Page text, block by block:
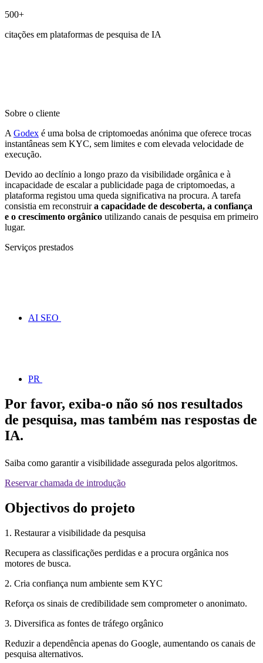
500+
citações em plataformas de pesquisa de IA
Sobre o cliente
A Godex é uma bolsa de criptomoedas anónima que oferece trocas
instantâneas sem KYC, sem limites e com elevada velocidade de
execução.
Devido ao declínio a longo prazo da visibilidade orgânica e à
incapacidade de escalar a publicidade paga de criptomoedas, a
plataforma registou uma queda significativa na procura. A tarefa
consistia em reconstruira capacidade de descoberta, a confiança
e o crescimento orgânico utilizando canais de pesquisa em primeiro
lugar.
Serviços prestados
AI SEO
PR
Por favor, exiba-o não só nos resultados
de pesquisa, mas também nas respostas de
IA.
Saiba como garantir a visibilidade assegurada pelos algoritmos.
Reservar chamada de introdução
Objectivos do projeto
1. Restaurar a visibilidade da pesquisa
Recupera as classificações perdidas e a procura orgânica nos
motores de busca.
2. Cria confiança num ambiente sem KYC
Reforça os sinais de credibilidade sem comprometer o anonimato.
3. Diversifica as fontes de tráfego orgânico
Reduzir a dependência apenas do Google, aumentando os canais de
pesquisa alternativos.